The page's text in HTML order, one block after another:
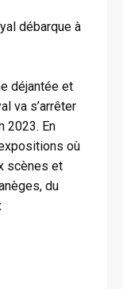
débarque à
déjantée et
va s’arrêter
2023. En
où
scènes et
du